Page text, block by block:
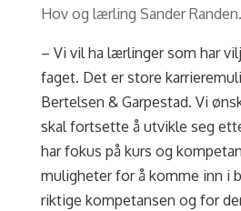
Hov og lærling Sander Randen.
– Vi vil ha lærlinger som har
faget. Det er store
Bertelsen & Garpestad. Vi
skal fortsette å utvikle seg
har fokus på kurs og
muligheter for å komme inn i
riktige kompetansen og for